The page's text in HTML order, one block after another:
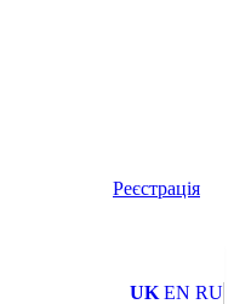
Реєстрація
UK EN RU